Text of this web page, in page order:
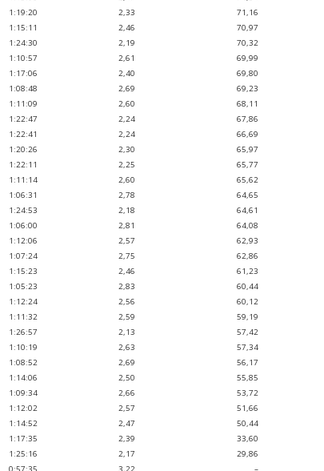
1:19:20 2,33
71,16
1:15:11 2,46
70,97
1:24:30 2,19
70,32
1:10:57 2,61
69,99
1:17:06 2,40
69,80
1:08:48 2,69
69,23
1:11:09 2,60
68,11
1:22:47 2,24
67,86
1:22:41 2,24
66,69
1:20:26 2,30
65,97
1:22:11 2,25
65,77
1:11:14 2,60
65,62
1:06:31 2,78
64,65
1:24:53 2,18
64,61
1:06:00 2,81
64,08
1:12:06 2,57
62,93
1:07:24 2,75
62,86
1:15:23 2,46
61,23
1:05:23 2,83
60,44
1:12:24 2,56
60,12
1:11:32 2,59
59,19
1:26:57 2,13
57,42
1:10:19 2,63
57,34
1:08:52 2,69
56,17
1:14:06 2,50
55,85
1:09:34 2,66
53,72
1:12:02 2,57
51,66
1:14:52 2,47
50,44
1:17:35 2,39
33,60
1:25:16 2,17
29,86